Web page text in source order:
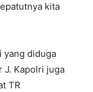
kita
yang diduga
J. Kapolri juga
TR